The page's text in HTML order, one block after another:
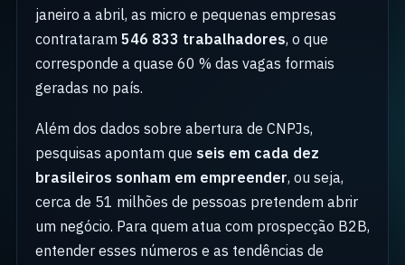
janeiro a abril, as micro e pequenas empresas
contrataram 546 833 trabalhadores, o que
corresponde a quase 60 % das vagas formais
geradas no país.
Além dos dados sobre abertura de CNPJs,
pesquisas apontam que seis em cada dez
brasileiros sonham em empreender, ou seja,
cerca de 51 milhões de pessoas pretendem abrir
um negócio. Para quem atua com prospecção B2B,
entender esses números e as tendências de